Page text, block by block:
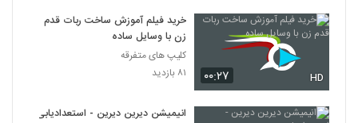
۰۰:۲۷ HD
خرید فیلم آموزش ساخت ربات قدم
زن با وسایل ساده
کلیپ های متفرقه
۸۱ بازدید
انيمیشن دیرین دیرین - استعدادیابی